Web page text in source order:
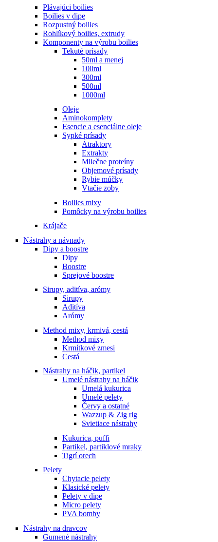
Plávajúci boilies
Boilies v dipe
Rozpustný boilies
Rohlíkový boilies, extrudy
Komponenty na výrobu boilies
Tekuté prísady
50ml a menej
100ml
300ml
500ml
1000ml
Oleje
Aminokomplety
Esencie a esenciálne oleje
Sypké prísady
Atraktory
Extrakty
Mliečne proteíny
Objemové prísady
Rybie múčky
Vtačie zoby
Boilies mixy
Pomôcky na výrobu boilies
Krájače
Nástrahy a návnady
Dipy a boostre
Dipy
Boostre
Sprejové boostre
Sirupy, aditíva, arómy
Sirupy
Aditíva
Arómy
Method mixy, krmivá, cestá
Method mixy
Krmítkové zmesi
Cestá
Nástrahy na háčik, partikel
Umelé nástrahy na háčik
Umelá kukurica
Umelé pelety
Červy a ostatné
Wazzup & Zig rig
Svietiace nástrahy
Kukurica, puffi
Partikel, partiklové mraky
Tigrí orech
Pelety
Chytacie pelety
Klasické pelety
Pelety v dipe
Micro pelety
PVA bomby
Nástrahy na dravcov
Gumené nástrahy